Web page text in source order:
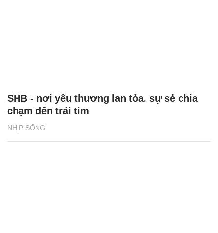
NHỊP SỐNG
SHB - nơi yêu thương lan tỏa, sự sẻ chia
chạm đến trái tim